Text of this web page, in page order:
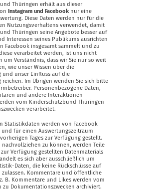
Thüringen erhält aus dieser
Instagram und Facebooknur eine
Diese Daten werden nur für die
Nutzungsverhaltens verwendet, damit
Thüringen seine Angebote besser auf
Interessen seines Publikums ausrichten
Facebook insgesamt sammelt und zu
verarbeitet werden, ist uns nicht
um Verständnis, dass wir Sie nur so weit
wie unser Wissen über die
und unser Einfluss auf die
reichen. Im Übrigen wenden Sie sich bitte
Personenbezogene Daten,
und andere Interaktionen
vom Kinderschutzbund Thüringen
verarbeitet.
Statistikdaten werden von Facebook
für einen Auswertungszeitraum
Tages zur Verfügung gestellt.
nachvollziehen zu können, werden Teile
Verfügung gestellten Datenmaterials
es sich aber ausschließlich um
Daten, die keine Rückschlüsse auf
zulassen. Kommentare und öffentliche
B. Kommentare und Likes werden vom
zu Dokumentationszwecken archiviert.